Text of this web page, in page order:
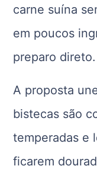
carne suína
em poucos
preparo direto.
A proposta
bistecas são
temperadas e
ficarem